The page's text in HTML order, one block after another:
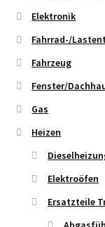
Elektronik
Fahrrad-/
Fahrzeug
Fenster/
Gas
Heizen
Elektroöfen
Ersatzteile